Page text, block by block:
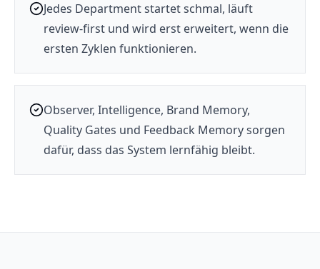
Jedes Department startet schmal, läuft
review-first und wird erst erweitert, wenn die
ersten Zyklen funktionieren.
Observer, Intelligence, Brand Memory,
Quality Gates und Feedback Memory sorgen
dafür, dass das System lernfähig bleibt.